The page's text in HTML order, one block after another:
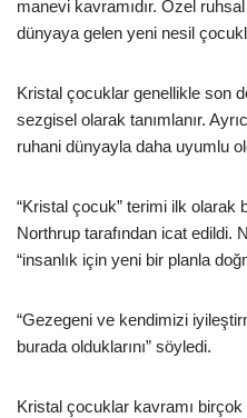
manevi kavramıdır. Özel
dünyaya gelen yeni nesil
Kristal çocuklar genellikle son
sezgisel olarak tanımlanır.
ruhani dünyayla daha uyumlu
“Kristal çocuk” terimi ilk olarak
Northrup tarafından icat edildi.
“insanlık için yeni bir planla
“Gezegeni ve kendimizi
burada olduklarını” söyledi.
Kristal çocuklar kavramı